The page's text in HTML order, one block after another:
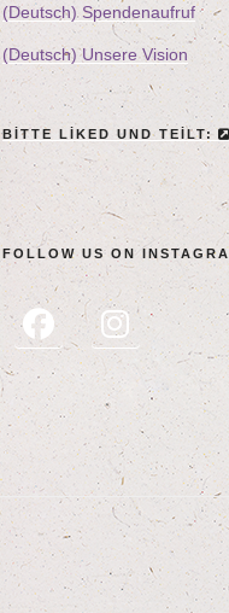
(Deutsch) Spen­den­auf­ruf
(Deutsch) Unse­re Vision
BIT­TE LIK­ED UND TEILT:
FOL­LOW US ON